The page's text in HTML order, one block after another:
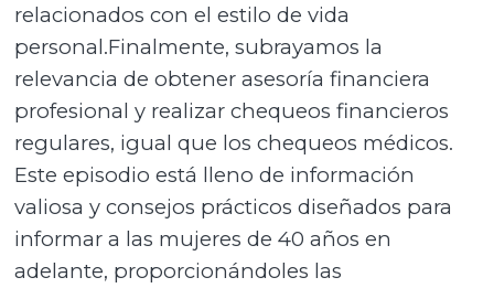
relacionados con el estilo de vida
personal.Finalmente, subrayamos la
relevancia de obtener asesoría financiera
profesional y realizar chequeos financieros
regulares, igual que los chequeos médicos.
Este episodio está lleno de información
valiosa y consejos prácticos diseñados para
informar a las mujeres de 40 años en
adelante, proporcionándoles las